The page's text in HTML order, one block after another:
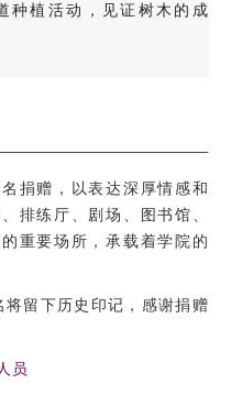
种植活动，见证树木的成
捐赠，以表达深厚情感和
排练厅、剧场、图书馆、
重要场所，承载着学院的
留下历史印记，感谢捐赠
员